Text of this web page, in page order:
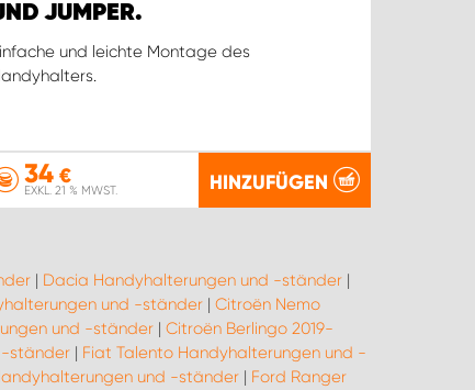
JUMPER.
und leichte Montage des
34 €
EXKL. 21 % MWST. HINZUFÜGEN
| Dacia Handyhalterungen und -ständer |
und -ständer| Citroën Nemo
und -ständer| Citroën Berlingo 2019-
-ständer| Fiat Talento Handyhalterungen und -
und -ständer | Ford Ranger